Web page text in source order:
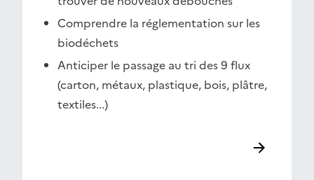
Comprendre la réglementation sur les
biodéchets
Anticiper le passage au tri des 9 flux
(carton, métaux, plastique, bois, plâtre,
textiles...)